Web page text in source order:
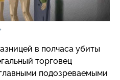
в полчаса убиты
торговец
подозреваемыми